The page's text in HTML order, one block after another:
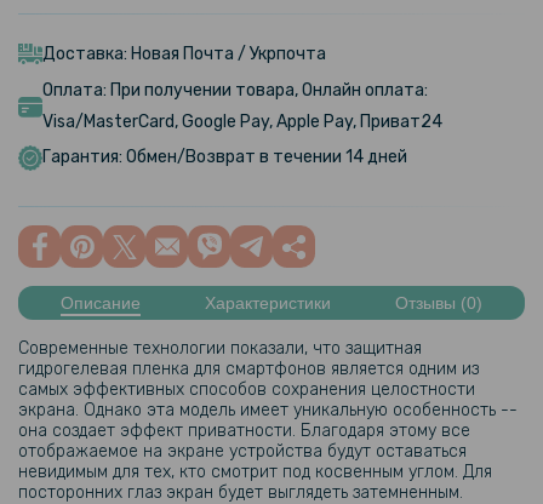
Доставка: Новая Почта / Укрпочта
Оплата: При получении товара, Онлайн оплата:
Visa/MasterCard, Google Pay, Apple Pay, Приват24
Гарантия: Обмен/Возврат в течении 14 дней
Описание Характеристики Отзывы (0)
Современные технологии показали, что защитная
гидрогелевая пленка для смартфонов является одним из
самых эффективных способов сохранения целостности
экрана. Однако эта модель имеет уникальную особенность --
она создает эффект приватности. Благодаря этому все
отображаемое на экране устройства будут оставаться
невидимым для тех, кто смотрит под косвенным углом. Для
посторонних глаз экран будет выглядеть затемненным.